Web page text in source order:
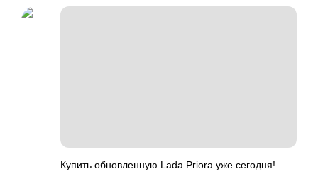
Купить обновленную Lada Priora уже сегодня!